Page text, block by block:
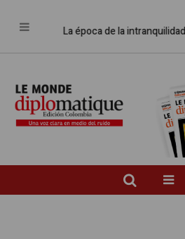
La época de la intranquilidad Los